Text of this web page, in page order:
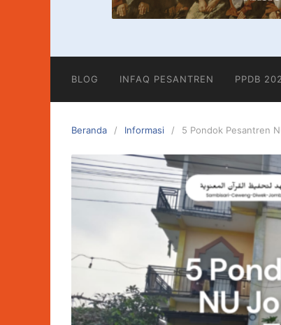
BLOG INFAQ PESANTREN PPDB
Beranda Informasi 5 Pondok Pesantren